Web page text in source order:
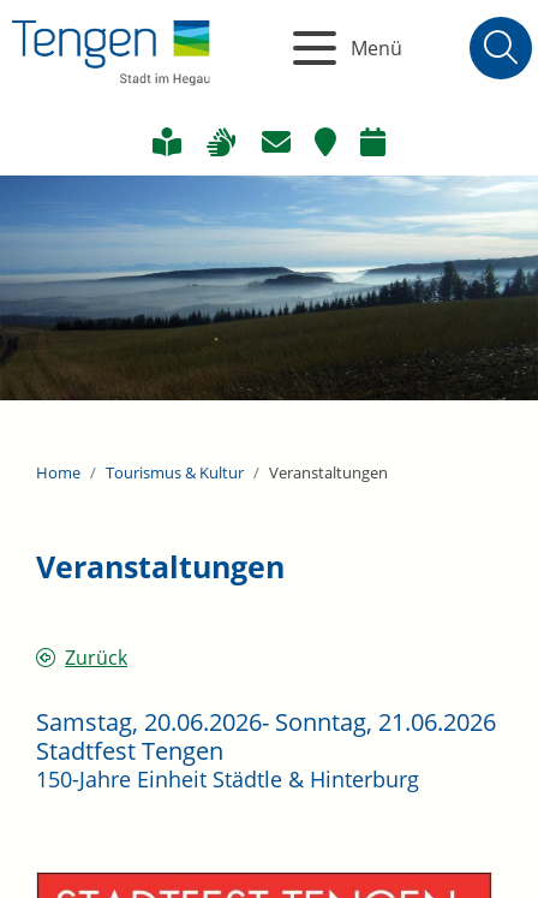
Menü
Home Tourismus & Kultur Veranstaltungen
Veranstaltungen
Zurück
Samstag, 20.06.2026- Sonntag, 21.06.2026
Stadtfest Tengen
150-Jahre Einheit Städtle & Hinterburg